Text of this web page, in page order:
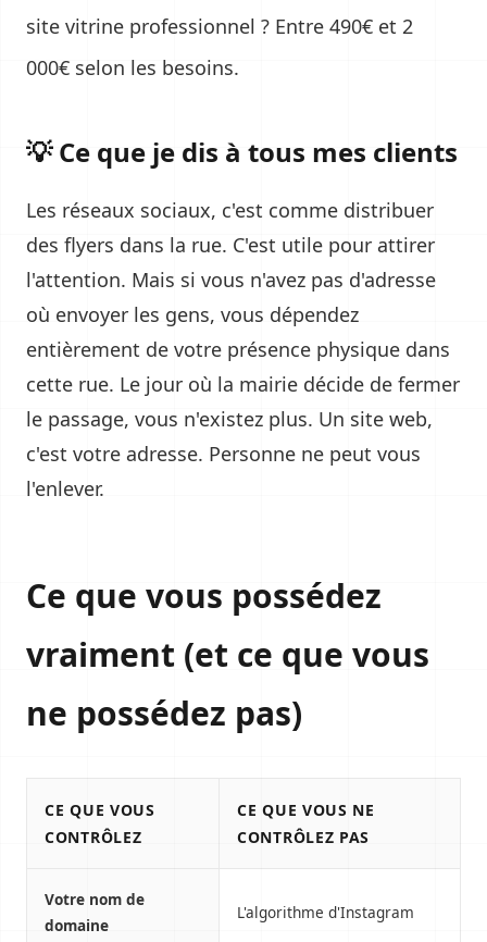
site vitrine professionnel ? Entre 490€ et 2
000€ selon les besoins.
💡 Ce que je dis à tous mes clients
Les réseaux sociaux, c'est comme distribuer
des flyers dans la rue. C'est utile pour attirer
l'attention. Mais si vous n'avez pas d'adresse
où envoyer les gens, vous dépendez
entièrement de votre présence physique dans
cette rue. Le jour où la mairie décide de fermer
le passage, vous n'existez plus. Un site web,
c'est votre adresse. Personne ne peut vous
l'enlever.
Ce que vous possédez
vraiment (et ce que vous
ne possédez pas)
CE QUE VOUS
CONTRÔLEZ
CE QUE VOUS NE
CONTRÔLEZ PAS
Votre nom de
domaine
L'algorithme d'Instagram